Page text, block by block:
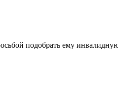
подобрать ему